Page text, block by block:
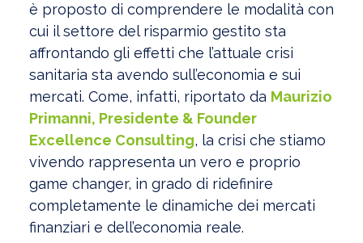
è proposto di comprendere le modalità con
cui il settore del risparmio gestito sta
affrontando gli effetti che l’attuale crisi
sanitaria sta avendo sull’economia e sui
mercati. Come, infatti, riportato da Maurizio
Primanni, Presidente & Founder
Excellence Consulting, la crisi che stiamo
vivendo rappresenta un vero e proprio
game changer, in grado di ridefinire
completamente le dinamiche dei mercati
finanziari e dell’economia reale.